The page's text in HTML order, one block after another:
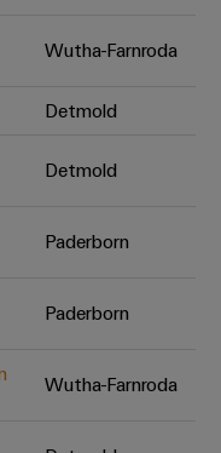
Neuheiten
Bereich
Wutha-Farnroda
Detmold
Detmold
Paderborn
Paderborn
Wutha-Farnroda